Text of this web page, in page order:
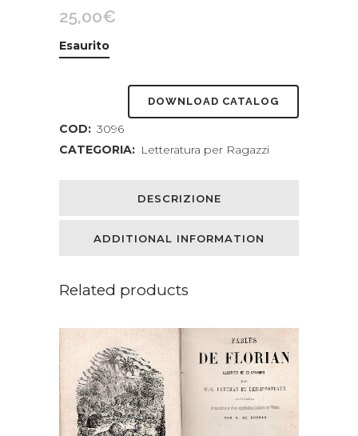
25,00€
Esaurito
DOWNLOAD CATALOG
COD: 3096
CATEGORIA: Letteratura per Ragazzi
DESCRIZIONE
ADDITIONAL INFORMATION
Related products